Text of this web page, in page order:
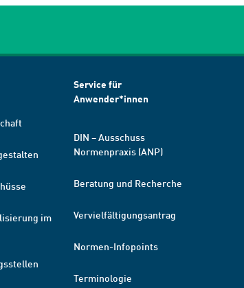
im
Service für
Anwender*innen
DIN – Ausschuss
Normenpraxis (ANP)
Beratung und Recherche
Vervielfältigungsantrag
Normen-Infopoints
Terminologie